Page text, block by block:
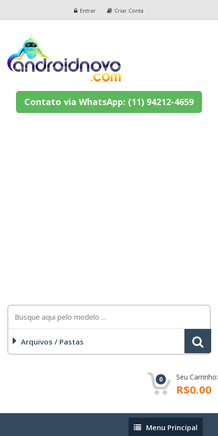
Entrar Criar Conta
Contato via WhatsApp: (11) 94212-4659
Arquivos / Pastas
0 Seu Carrinho:
R$0.00
MenuMenu Principal